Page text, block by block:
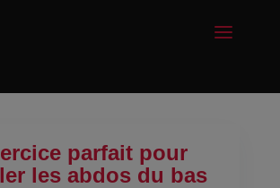
parfait pour
les abdos du bas